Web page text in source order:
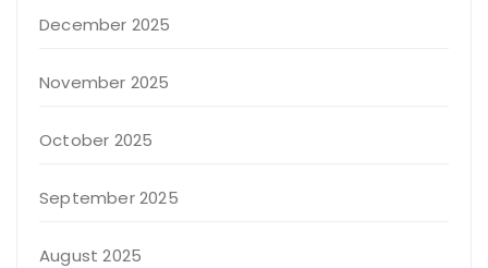
December 2025
November 2025
October 2025
September 2025
August 2025